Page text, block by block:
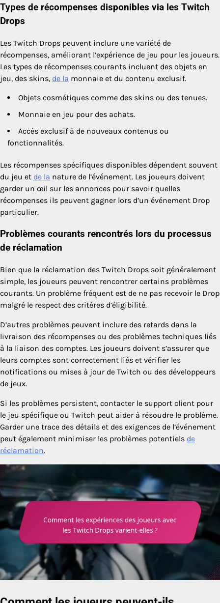
Types de récompenses disponibles via les Twitch
Drops
Les Twitch Drops peuvent inclure une variété de
récompenses, améliorant l’expérience de jeu pour les joueurs.
Les types de récompenses courants incluent des objets en
jeu, des skins, de la monnaie et du contenu exclusif.
Objets cosmétiques comme des skins ou des tenues.
Monnaie en jeu pour des achats.
Accès exclusif à de nouveaux contenus ou
fonctionnalités.
Les récompenses spécifiques disponibles dépendent souvent
du jeu et de la nature de l’événement. Les joueurs doivent
garder un œil sur les annonces pour savoir quelles
récompenses ils peuvent gagner lors d’un événement Drop
particulier.
Problèmes courants rencontrés lors du processus
de réclamation
Bien que la réclamation des Twitch Drops soit généralement
simple, les joueurs peuvent rencontrer certains problèmes
courants. Un problème fréquent est de ne pas recevoir le Drop
malgré le respect des critères d’éligibilité.
D’autres problèmes peuvent inclure des retards dans la
livraison des récompenses ou des problèmes techniques liés
à la liaison des comptes. Les joueurs doivent s’assurer que
leurs comptes sont correctement liés et vérifier les
notifications ou mises à jour de Twitch ou des développeurs
de jeux.
Si les problèmes persistent, contacter le support client pour
le jeu spécifique ou Twitch peut aider à résoudre le problème.
Garder une trace des détails et des exigences de l’événement
peut également minimiser les problèmes potentiels de
réclamation.